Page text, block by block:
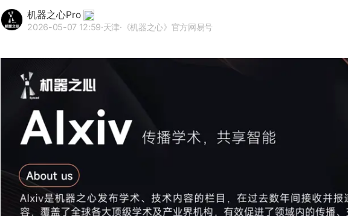
机器之心Pro
2026-05-07 12:59·天津·《机器之心》官方网易号